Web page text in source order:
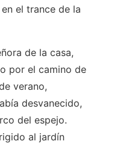
el trance de la
de la casa,
por el camino de
verano,
desvanecido,
del espejo.
al jardín